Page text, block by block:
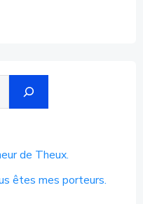
de Theux.
êtes mes porteurs.